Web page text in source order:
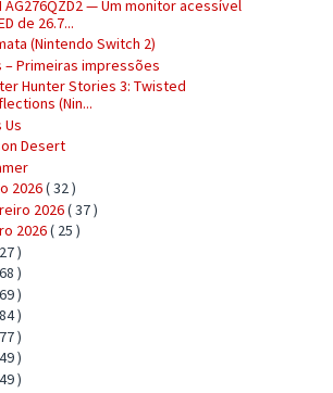
AG276QZD2 — Um monitor acessível
de 26.7...
(Nintendo Switch 2)
– Primeiras impressões
Hunter Stories 3: Twisted
(Nin...
Us
Desert
2026( 32 )
2026( 37 )
2026( 25 )
)
)
)
)
)
)
)